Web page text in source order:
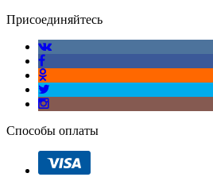
Присоединяйтесь
Способы оплаты